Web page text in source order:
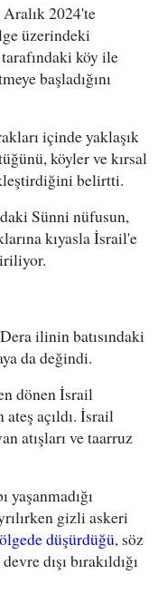
2024'te
üzerindeki
köy ile
başladığını
içinde yaklaşık
köyler ve kırsal
belirtti.
Sünni nüfusun,
kıyasla İsrail'e
ilinin batısındaki
da değindi.
dönen İsrail
ateş açıldı. İsrail
atışları ve taarruz
yaşanmadığı
gizli askeri
düşürdüğü, söz
dışı bırakıldığı